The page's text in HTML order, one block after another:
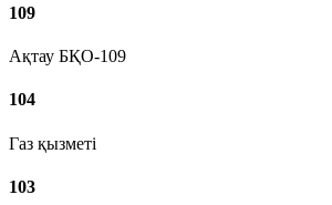
109
Ақтау БҚО-109
104
Газ қызметі
103